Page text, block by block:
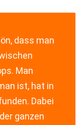
dass man
Man
ist, hat in
Dabei
ganzen